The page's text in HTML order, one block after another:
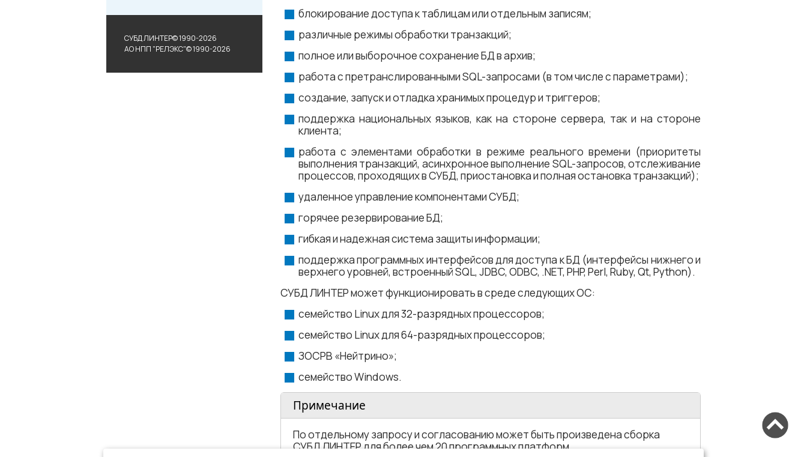
СУБД ЛИНТЕР© 1990-2026
АО НПП "РЕЛЭКС"© 1990-2026
блокирование доступа к таблицам или отдельным записям;
различные режимы обработки транзакций;
полное или выборочное сохранение БД в архив;
работа с претранслированными SQL-запросами (в том числе с параметрами);
создание, запуск и отладка хранимых процедур и триггеров;
поддержка национальных языков, как на стороне сервера, так и на стороне
клиента;
работа с элементами обработки в режиме реального времени (приоритеты
выполнения транзакций, асинхронное выполнение SQL-запросов, отслеживание
процессов, проходящих в СУБД, приостановка и полная остановка транзакций);
удаленное управление компонентами СУБД;
горячее резервирование БД;
гибкая и надежная система защиты информации;
поддержка программных интерфейсов для доступа к БД (интерфейсы нижнего и
верхнего уровней, встроенный SQL, JDBC, ODBC, .NET, PHP, Perl, Ruby, Qt, Python).
СУБД ЛИНТЕРможет функционировать в среде следующих ОС:
семейство Linux для 32-разрядных процессоров;
семейство Linux для 64-разрядных процессоров;
ЗОСРВ «Нейтрино»;
семейство Windows.
Примечание
По отдельному запросу и согласованию может быть произведена сборка
СУБД ЛИНТЕР для более чем 20 программных платформ.